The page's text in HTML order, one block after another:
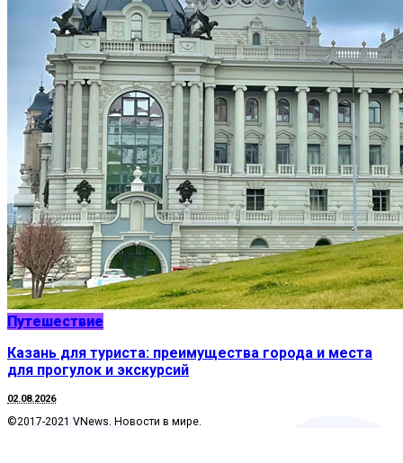
Путешествие
Казань для туриста: преимущества города и места
для прогулок и экскурсий
02.08.2026
©2017-2021 VNews. Новости в мире.